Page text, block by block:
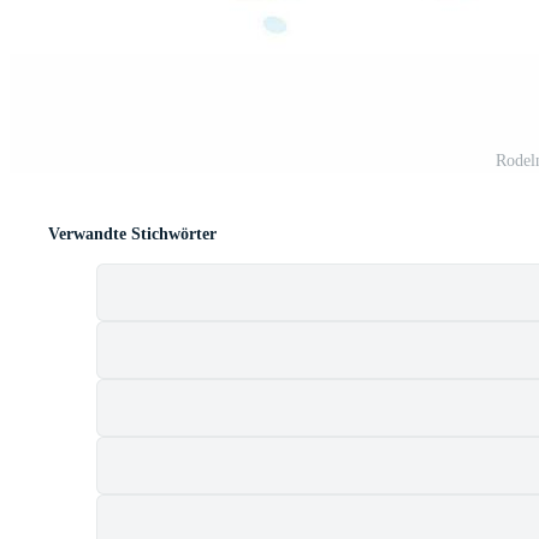
Verwandte Stichwörter